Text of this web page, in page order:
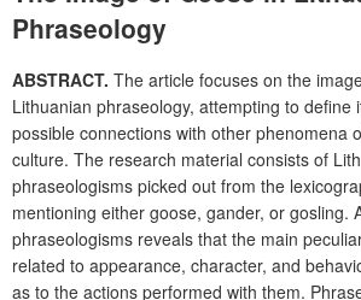
Phraseology
ABSTRACT. The article focuses on the
Lithuanian phraseology, attempting to define
possible connections with other phenomena
culture. The research material consists of
phraseologisms picked out from the
mentioning either goose, gander, or gosling.
phraseologisms reveals that the main
related to appearance, character, and
as to the actions performed with them.